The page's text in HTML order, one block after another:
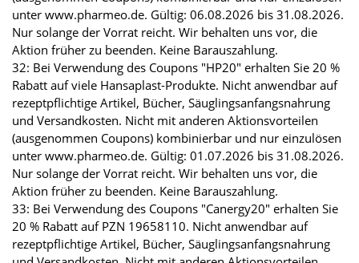
unter www.pharmeo.de. Gültig: 06.08.2026 bis 31.08.2026.
Nur solange der Vorrat reicht. Wir behalten uns vor, die
Aktion früher zu beenden. Keine Barauszahlung.
32: Bei Verwendung des Coupons "HP20" erhalten Sie 20 %
Rabatt auf viele Hansaplast-Produkte. Nicht anwendbar auf
rezeptpflichtige Artikel, Bücher, Säuglingsanfangsnahrung
und Versandkosten. Nicht mit anderen Aktionsvorteilen
(ausgenommen Coupons) kombinierbar und nur einzulösen
unter www.pharmeo.de. Gültig: 01.07.2026 bis 31.08.2026.
Nur solange der Vorrat reicht. Wir behalten uns vor, die
Aktion früher zu beenden. Keine Barauszahlung.
33: Bei Verwendung des Coupons "Canergy20" erhalten Sie
20 % Rabatt auf PZN 19658110. Nicht anwendbar auf
rezeptpflichtige Artikel, Bücher, Säuglingsanfangsnahrung